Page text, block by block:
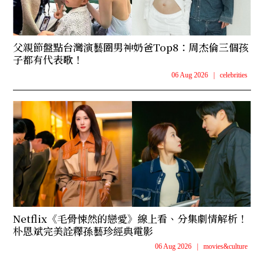
父親節盤點台灣演藝圈男神奶爸Top8：周杰倫三個孩
子都有代表歌！
06 Aug 2026 celebrities
Netflix《毛骨悚然的戀愛》線上看、分集劇情解析！
朴恩斌完美詮釋孫藝珍經典電影
06 Aug 2026 movies&culture